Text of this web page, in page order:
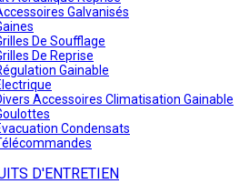
Galvanisés
De Soufflage
De Reprise
Gainable
Accessoires Climatisation Gainable
Condensats
D'ENTRETIEN